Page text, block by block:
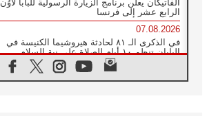
الفاتيكان يعلن برنامج الزيارة الرسولية للبابا لاوُن
الرابع عشر إلى فرنسا
07.08.2026
في الذكرى الـ ٨١ لحادثة هيروشيما الكنيسة في
اليابان تنظم ١٠ أيام للصلاة على نية السلام
الكنيسة في الأوروغواي: زيارة البابا ستعزز